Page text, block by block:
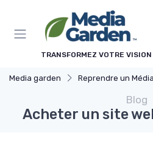
TRANSFORMEZ VOTRE
Media garden Reprendre un Média
Blog
Acheter un site